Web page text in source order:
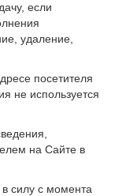
если
удаление,
посетителя
не используется
на Сайте в
силу с момента